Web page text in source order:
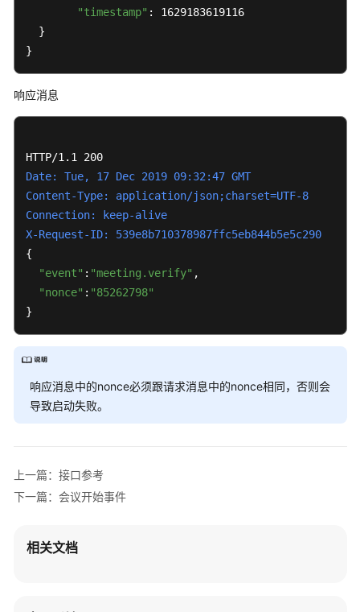
视
频
会
议
南
网
络
研
用
指
南
智
室
用
户
南
"timestamp" : 1629183619116
  }
}
响应消息
Date: Tue, 17 Dec 2019 09:32:47 GMT
Content-Type: application/json;charset=UTF-8
Connection: keep-alive
X-Request-ID: 539e8b710378987ffc5eb844b5e5c290
{
"event" : "meeting.verify" ,
"nonce" : "85262798"
}
响应消息中的nonce必须跟请求消息中的nonce相同，否则会
导致启动失败。
上一篇：接口参考
下一篇：会议开始事件
相关文档